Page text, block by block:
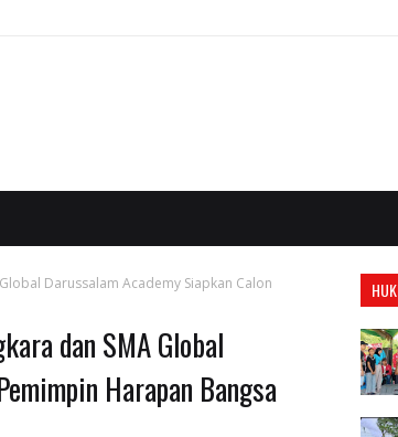
Darussalam Academy Siapkan Calon
dan SMA Global
Harapan Bangsa